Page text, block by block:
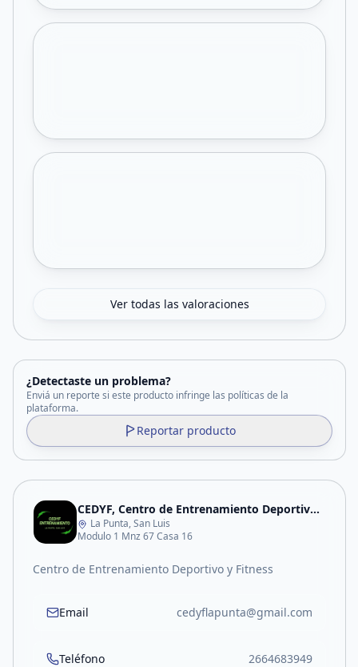
Ver todas las valoraciones
¿Detectaste un problema?
Enviá un reporte si este producto infringe las políticas de la
plataforma.
Reportar producto
CEDYF, Centro de Entrenamiento Deportivo y Fitness
La Punta, San Luis
Modulo 1 Mnz 67 Casa 16
Centro de Entrenamiento Deportivo y Fitness
Email cedyflapunta@gmail.com
Teléfono 2664683949